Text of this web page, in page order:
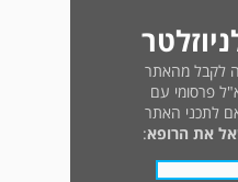
ה לקבל מהאתר
פרסומי עם
לתכני האתר
: